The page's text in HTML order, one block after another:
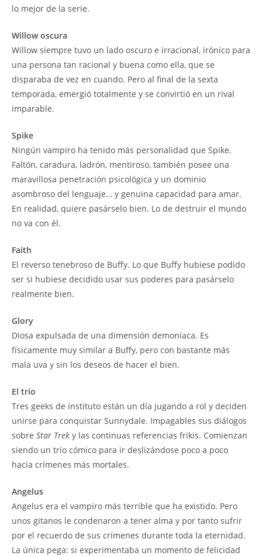
lo mejor de la serie.
Willow oscura
Willow siempre tuvo un lado oscuro e irracional, irónico para
una persona tan racional y buena como ella, que se
disparaba de vez en cuando. Pero al final de la sexta
temporada, emergió totalmente y se convirtió en un rival
imparable.
Spike
Ningún vampiro ha tenido más personalidad que Spike.
Faltón, caradura, ladrón, mentiroso, también posee una
maravillosa penetración psicológica y un dominio
asombroso del lenguaje… y genuina capacidad para amar.
En realidad, quiere pasárselo bien. Lo de destruir el mundo
no va con él.
Faith
El reverso tenebroso de Buffy. Lo que Buffy hubiese podido
ser si hubiese decidido usar sus poderes para pasárselo
realmente bien.
Glory
Diosa expulsada de una dimensión demoníaca. Es
físicamente muy similar a Buffy, pero con bastante más
mala uva y sin los deseos de hacer el bien.
El trío
Tres geeks de instituto están un día jugando a rol y deciden
unirse para conquistar Sunnydale. Impagables sus diálogos
sobre Star Trek y las continuas referencias frikis. Comienzan
siendo un trío cómico para ir deslizándose poco a poco
hacia crímenes más mortales.
Angelus
Angelus era el vampiro más terrible que ha existido. Pero
unos gitanos le condenaron a tener alma y por tanto sufrir
por el recuerdo de sus crímenes durante toda la eternidad.
La única pega: si experimentaba un momento de felicidad